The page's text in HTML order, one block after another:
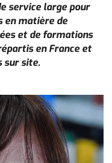
service large pour
en matière de
et de formations
en France et
sur site.